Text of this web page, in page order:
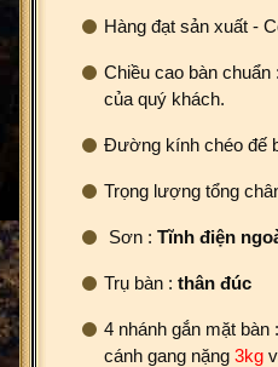
Hàng đạt sản xuất -
Chiều cao bàn chuẩn :
của quý khách.
Đường kính chéo đế
Trọng lượng tổng
Sơn : Tĩnh điện
Trụ bàn : thân đúc
4 nhánh gắn mặt bàn :
cánh gang nặng 3kg